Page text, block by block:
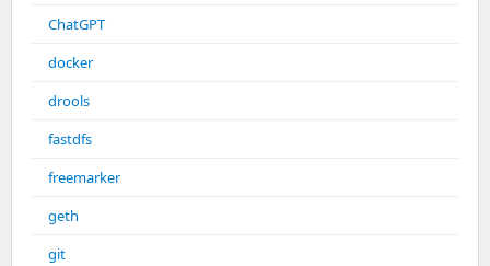
ChatGPT
docker
drools
fastdfs
freemarker
geth
git